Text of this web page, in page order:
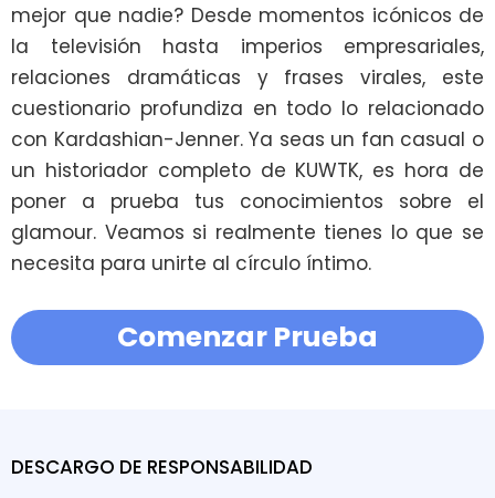
mejor que nadie? Desde momentos icónicos de
la televisión hasta imperios empresariales,
relaciones dramáticas y frases virales, este
cuestionario profundiza en todo lo relacionado
con Kardashian-Jenner. Ya seas un fan casual o
un historiador completo de KUWTK, es hora de
poner a prueba tus conocimientos sobre el
glamour. Veamos si realmente tienes lo que se
necesita para unirte al círculo íntimo.
Comenzar Prueba
DESCARGO DE RESPONSABILIDAD